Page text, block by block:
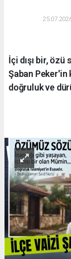
İçi dışı bir,
Şaban Peker'in
doğruluk ve